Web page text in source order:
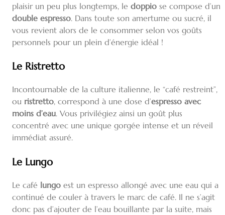
plaisir un peu plus longtemps, le doppio se compose d’un
double espresso. Dans toute son amertume ou sucré, il
vous revient alors de le consommer selon vos goûts
personnels pour un plein d’énergie idéal !
Le Ristretto
Incontournable de la culture italienne, le “café restreint”,
ou ristretto, correspond à une dose d’espresso avec
moins d’eau. Vous privilégiez ainsi un goût plus
concentré avec une unique gorgée intense et un réveil
immédiat assuré.
Le Lungo
Le café lungo est un espresso allongé avec une eau qui a
continué de couler à travers le marc de café. Il ne s’agit
donc pas d’ajouter de l’eau bouillante par la suite, mais